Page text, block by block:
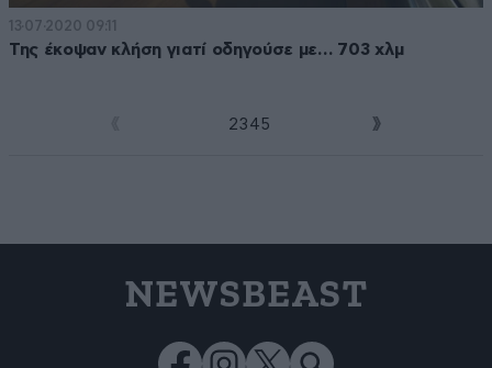
13·07·2020 09:11
Της έκοψαν κλήση γιατί οδηγούσε με… 703 χλμ
23 4 5
NEWSBEAST